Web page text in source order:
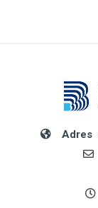
Adres